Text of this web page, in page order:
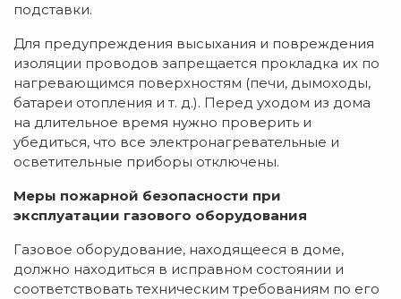
подставки.
Для предупреждения высыхания и повреждения
изоляции проводов запрещается прокладка их по
нагревающимся поверхностям (печи, дымоходы,
батареи отопления и т. д.). Перед уходом из дома
на длительное время нужно проверить и
убедиться, что все электронагревательные и
осветительные приборы отключены.
Меры пожарной безопасности при
эксплуатации газового оборудования
Газовое оборудование, находящееся в доме,
должно находиться в исправном состоянии и
соответствовать техническим требованиям по его